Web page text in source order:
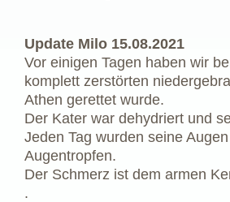
Update Milo 15.08.2021
Vor einigen Tagen haben wir
komplett zerstörten
Athen gerettet wurde.
Der Kater war dehydriert und
Jeden Tag wurden seine
Augentropfen.
Der Schmerz ist dem armen
.